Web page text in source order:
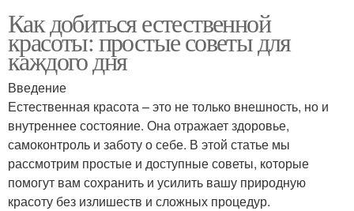
Как добиться естественной
красоты: простые советы для
каждого дня
Введение
Естественная красота – это не только внешность, но и
внутреннее состояние. Она отражает здоровье,
самоконтроль и заботу о себе. В этой статье мы
рассмотрим простые и доступные советы, которые
помогут вам сохранить и усилить вашу природную
красоту без излишеств и сложных процедур.